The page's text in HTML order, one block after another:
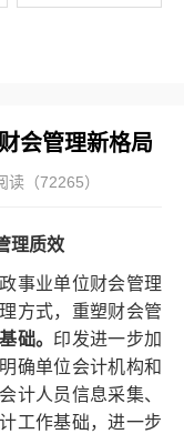
会管理新格局
读（72265）
理质效
事业单位财会管理
方式，重塑财会管
础。 印发进一步加
确单位会计机构和
计人员信息采集、
工作基础，进一步